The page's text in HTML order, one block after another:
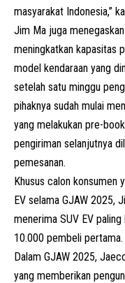
masyarakat Indonesia,”
Jim Ma juga
meningkatkan kapasitas
model kendaraan yang
setelah satu minggu
pihaknya sudah mulai
yang melakukan pre-
pengiriman selanjutnya
pemesanan.
Khusus calon konsumen
EV selama GJAW 2025,
menerima SUV EV
10.000 pembeli pertama.
Dalam GJAW 2025,
yang memberikan